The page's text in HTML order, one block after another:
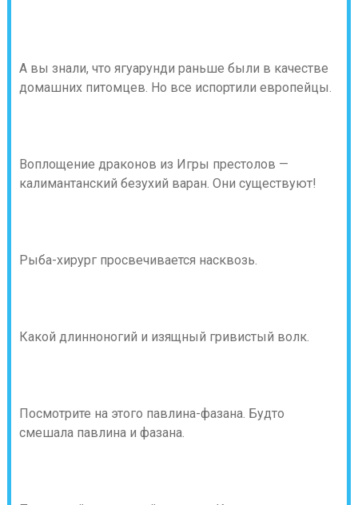
А вы знали, что ягуарунди раньше были в качестве
домашних питомцев. Но все испортили европейцы.
Воплощение драконов из Игры престолов —
калимантанский безухий варан. Они существуют!
Рыба-хирург просвечивается насквозь.
Какой длинноногий и изящный гривистый волк.
Посмотрите на этого павлина-фазана. Будто
смешала павлина и фазана.